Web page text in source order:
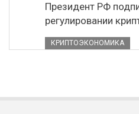
Президент РФ
регулировании
КРИПТОЭКОНОМИКА